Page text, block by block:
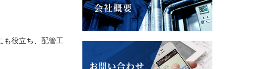
も役立ち、配管工